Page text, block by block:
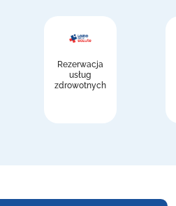
Rezerwacja
usług
zdrowotnych